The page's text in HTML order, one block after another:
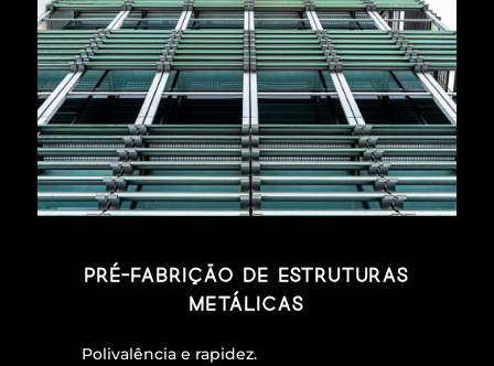
Pré-fabrição de Estruturas
Metálicas
Polivalência e rapidez.